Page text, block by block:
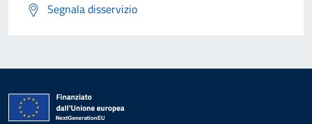
Segnala disservizio